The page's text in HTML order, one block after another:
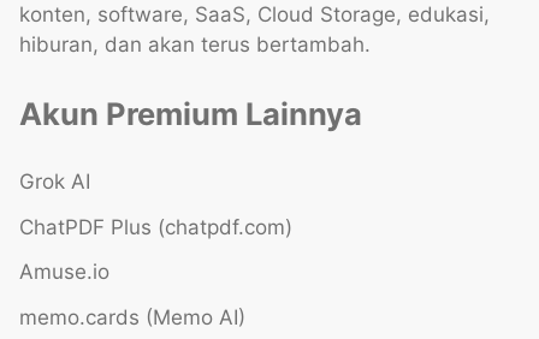
konten, software, SaaS, Cloud Storage, edukasi,
hiburan, dan akan terus bertambah.
Akun Premium Lainnya
Grok AI
ChatPDF Plus (chatpdf.com)
Amuse.io
memo.cards (Memo AI)